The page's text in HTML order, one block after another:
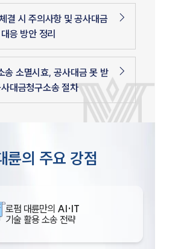
결 시 주의사항 및 공사대금
응 방안 정리
송 소멸시효, 공사대금 못 받
대금청구소송 절차
륜의 주요 강점
로펌 대륜만의 AI·IT
기술 활용 소송 전략